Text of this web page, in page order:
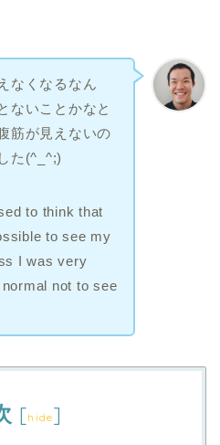
なくなるなん
ないことかなと
筋が見えないの
た(^_^;)
to think that
to see my
I was very
not to see
[hide]